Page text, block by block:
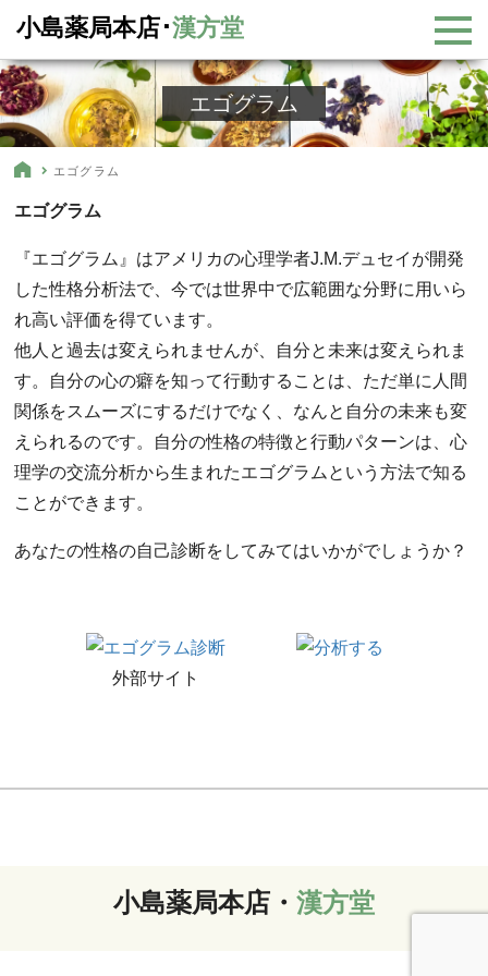
小島薬局本店･漢方堂
エゴグラム
エゴグラム
エゴグラム
『エゴグラム』はアメリカの心理学者J.M.デュセイが開発
した性格分析法で、今では世界中で広範囲な分野に用いら
れ高い評価を得ています。
他人と過去は変えられませんが、自分と未来は変えられま
す。自分の心の癖を知って行動することは、ただ単に人間
関係をスムーズにするだけでなく、なんと自分の未来も変
えられるのです。自分の性格の特徴と行動パターンは、心
理学の交流分析から生まれたエゴグラムという方法で知る
ことができます。
あなたの性格の自己診断をしてみてはいかがでしょうか？
外部サイト
小島薬局本店・ 漢方堂